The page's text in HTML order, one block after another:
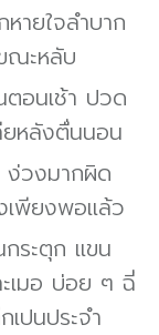
ายใจลําบาก
ณะหลับ
อนเช้า ปวด
หลังตื่นนอน
ง่วงมากผิด
เพียงพอแล้ว
ระตุก แขน
เมอ บ่อย ๆ ฉี่
ปนประจํา